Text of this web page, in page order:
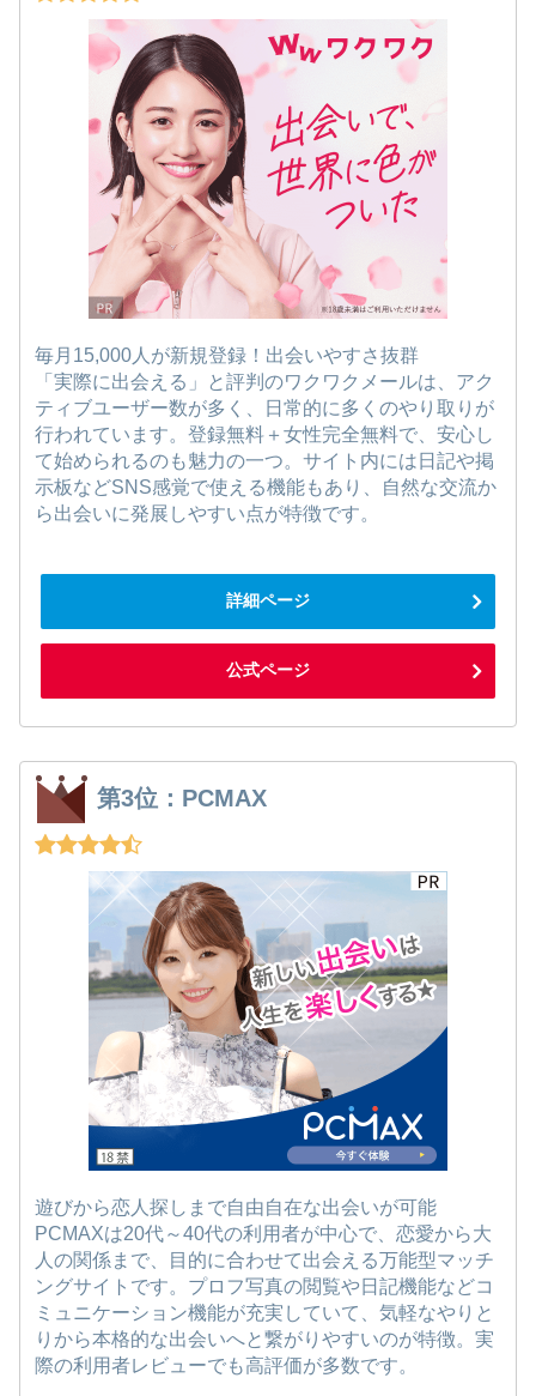
毎月15,000人が新規登録！出会いやすさ抜群
「実際に出会える」と評判のワクワクメールは、アク
ティブユーザー数が多く、日常的に多くのやり取りが
行われています。登録無料＋女性完全無料で、安心し
て始められるのも魅力の一つ。サイト内には日記や掲
示板などSNS感覚で使える機能もあり、自然な交流か
ら出会いに発展しやすい点が特徴です。
詳細ページ
公式ページ
第3位：PCMAX
遊びから恋人探しまで自由自在な出会いが可能
PCMAXは20代～40代の利用者が中心で、恋愛から大
人の関係まで、目的に合わせて出会える万能型マッチ
ングサイトです。プロフ写真の閲覧や日記機能などコ
ミュニケーション機能が充実していて、気軽なやりと
りから本格的な出会いへと繋がりやすいのが特徴。実
際の利用者レビューでも高評価が多数です。